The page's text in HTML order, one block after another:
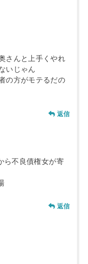
さんと上手くやれ
いじゃん
の方がモテるだの
返信
ら不良債権女が寄
返信